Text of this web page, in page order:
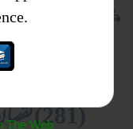
نکاح
(281) نقصان دہ ولی کی ولایت نکاح کا حکم The Web